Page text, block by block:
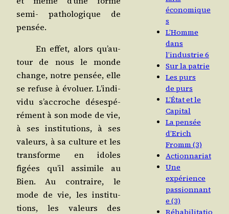
semi- patho­lo­gique de
pensée.
En effet, alors qu’au­
tour de nous le monde
change, notre pen­sée, elle
se refuse à évo­luer. L’in­di­
vi­du s’ac­croche déses­pé­
ré­ment à son mode de vie,
à ses ins­ti­tu­tions, à ses
valeurs, à sa culture et les
trans­forme en idoles
figées qu’il assi­mile au
Bien. Au contraire, le
mode de vie, les ins­ti­tu­
tions, les valeurs des
économique
s
L’Homme
dans
l’industrie 6
Sur la patrie
Les purs
de purs
L’État et le
Capital
La pensée
d’Erich
Fromm (3)
Actionnariat
Une
expérience
passionnant
e (3)